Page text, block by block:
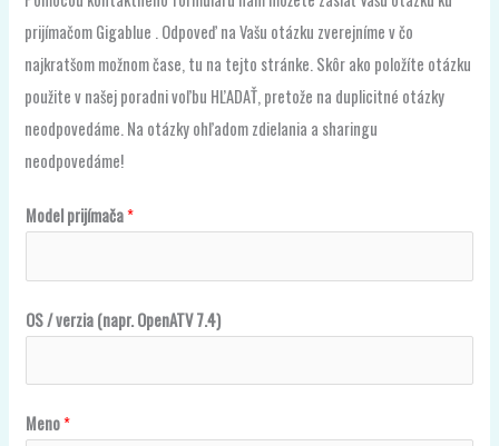
prijímačom Gigablue . Odpoveď na Vašu otázku zverejníme v čo
najkratšom možnom čase, tu na tejto stránke. Skôr ako položíte otázku
použite v našej poradni voľbu HĽADAŤ, pretože na duplicitné otázky
neodpovedáme. Na otázky ohľadom zdielania a sharingu
neodpovedáme!
*
v
z
o
Model prijímača*
OS / verzia (napr. OpenATV 7.4)
Meno*